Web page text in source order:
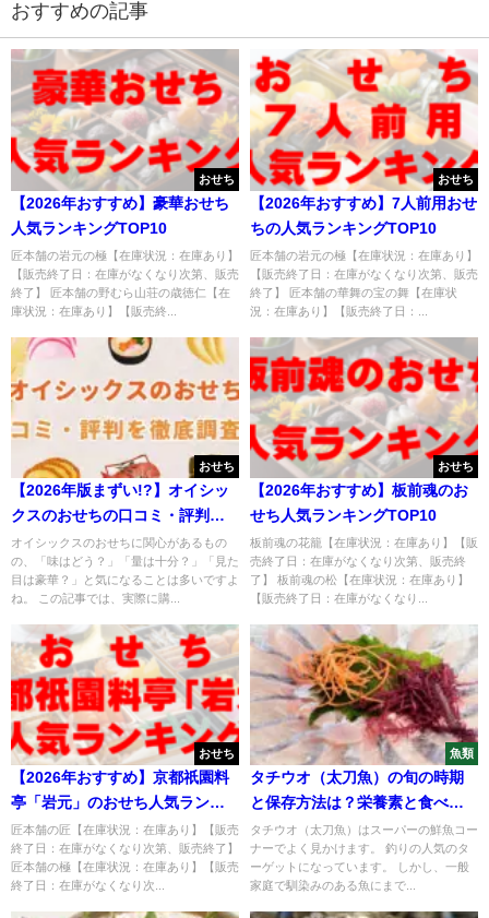
おすすめの記事
おせち
【2026年おすすめ】豪華おせち
人気ランキングTOP10
匠本舗の岩元の極【在庫状況：在庫あり】
【販売終了日：在庫がなくなり次第、販売
終了】 匠本舗の野むら山荘の歳徳仁【在
庫状況：在庫あり】【販売終...
おせち
【2026年おすすめ】7人前用おせ
ちの人気ランキングTOP10
匠本舗の岩元の極【在庫状況：在庫あり】
【販売終了日：在庫がなくなり次第、販売
終了】 匠本舗の華舞の宝の舞【在庫状
況：在庫あり】【販売終了日：...
おせち
【2026年版まずい!?】オイシッ
クスのおせちの口コミ・評判を
徹底調査!評価はどうなの?
オイシックスのおせちに関心があるもの
の、「味はどう？」「量は十分？」「見た
目は豪華？」と気になることは多いですよ
ね。 この記事では、実際に購...
おせち
【2026年おすすめ】板前魂のお
せち人気ランキングTOP10
板前魂の花籠【在庫状況：在庫あり】【販
売終了日：在庫がなくなり次第、販売終
了】 板前魂の松【在庫状況：在庫あり】
【販売終了日：在庫がなくなり...
おせち
【2026年おすすめ】京都祇園料
亭「岩元」のおせち人気ランキ
ングTOP4
匠本舗の匠【在庫状況：在庫あり】【販売
終了日：在庫がなくなり次第、販売終了】
匠本舗の極【在庫状況：在庫あり】【販売
終了日：在庫がなくなり次...
魚類
タチウオ（太刀魚）の旬の時期
と保存方法は？栄養素と食べ方
などについても解説
タチウオ（太刀魚）はスーパーの鮮魚コー
ナーでよく見かけます。 釣りの人気のタ
ーゲットになっています。 しかし、一般
家庭で馴染みのある魚にまで...